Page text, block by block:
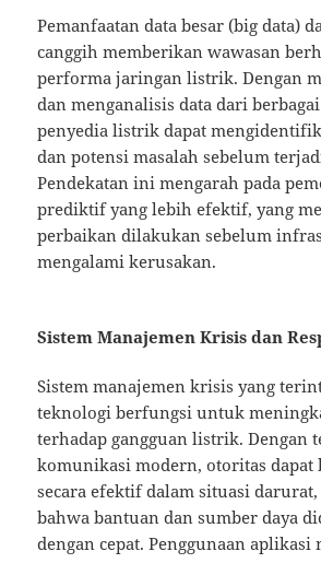
Pemanfaatan data besar (big data)
canggih memberikan wawasan
performa jaringan listrik. Dengan
dan menganalisis data dari
penyedia listrik dapat
dan potensi masalah sebelum
Pendekatan ini mengarah pada
prediktif yang lebih efektif, yang
perbaikan dilakukan sebelum
mengalami kerusakan.
Sistem Manajemen Krisis dan
Sistem manajemen krisis yang
teknologi berfungsi untuk
terhadap gangguan listrik. Dengan
komunikasi modern, otoritas
secara efektif dalam situasi
bahwa bantuan dan sumber daya
dengan cepat. Penggunaan aplikasi